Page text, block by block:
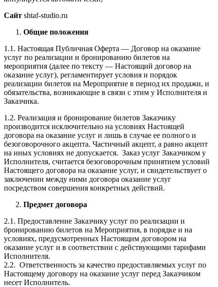
Сайт shtaf-studio.ru
Общие положения
1.1. Настоящая Публичная Оферта — Договор на оказание
услуг по реализации и бронированию билетов на
мероприятия (далее по тексту — Настоящий договор на
оказание услуг), регламентирует условия и порядок
реализации билетов на Мероприятие в период их продажи, и
обязательства, возникающие в связи с этим у Исполнителя и
Заказчика.
1.2. Реализация и бронирование билетов Заказчику
производится исключительно на условиях Настоящей
договора на оказание услуг и лишь в случае ее полного и
безоговорочного акцепта. Частичный акцепт, а равно акцепт
на иных условиях не допускается. Заказ услуг Заказчиком у
Исполнителя, считается безоговорочным принятием условий
Настоящего договора на оказание услуг, и свидетельствует о
заключении между ними договора оказание услуг
посредством совершения конкретных действий.
Предмет договора
2.1. Предоставление Заказчику услуг по реализации и
бронированию билетов на Мероприятия, в порядке и на
условиях, предусмотренных Настоящим договором на
оказание услуг и в соответствии с действующими тарифами
Исполнителя.
2.2. Ответственность за качество предоставляемых услуг по
Настоящему договору на оказание услуг перед Заказчиком
несет Исполнитель.